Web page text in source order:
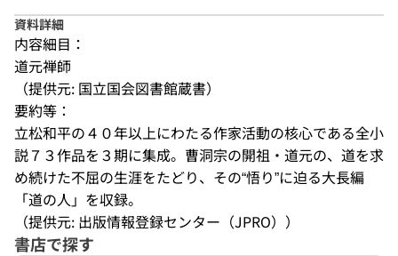
資料詳細
内容細目：
道元禅師
（提供元: 国立国会図書館蔵書）
要約等：
立松和平の４０年以上にわたる作家活動の核心である全小
説７３作品を３期に集成。曹洞宗の開祖・道元の、道を求
め続けた不屈の生涯をたどり、その“悟り”に迫る大長編
「道の人」を収録。
（提供元: 出版情報登録センター（JPRO））
書店で探す